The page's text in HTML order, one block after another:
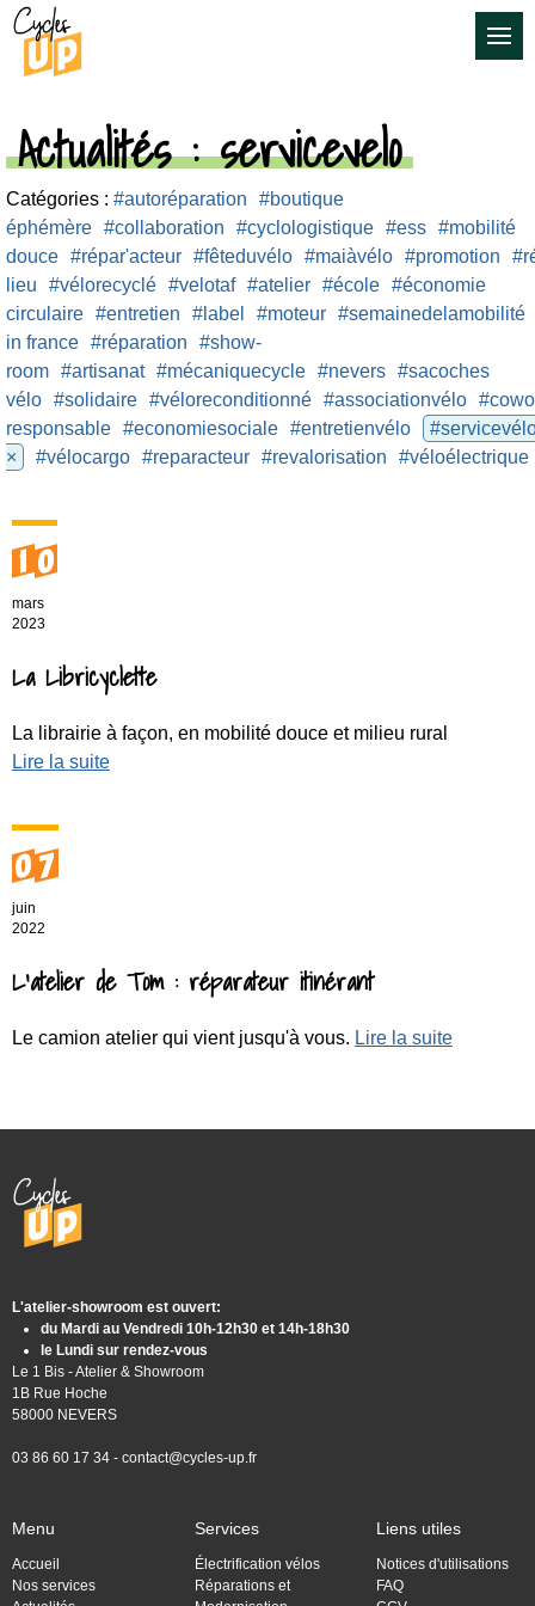
Actualités: servicevelo
Catégories : #autoréparation
#boutique
éphémère #collaboration #cyclologistique #ess #mobilité
douce #répar'acteur #fêteduvélo #maiàvélo #promotion
lieu
#vélorecyclé #velotaf #atelier #école #économie
circulaire #entretien #label #moteur #semainedelamobilité
in france #réparation
#show-
room #artisanat #mécaniquecycle #nevers #sacoches
vélo #solidaire #véloreconditionné #associationvélo
responsable #economiesociale #entretienvélo
×
#vélocargo #reparacteur #revalorisation #véloélectrique
10
mars
2023
La Libricyclette
La librairie à façon, en mobilité douce et milieu rural
Lire la suite
07
juin
2022
L'atelier de Tom : réparateur itinérant
Le camion atelier qui vient jusqu'à vous. Lire la suite
L'atelier-showroom est ouvert:
du Mardi au Vendredi 10h-12h30 et 14h-18h30
le Lundi sur rendez-vous
Le 1 Bis - Atelier & Showroom
1B Rue Hoche
58000 NEVERS
03 86 60 17 34 - contact@cycles-up.fr
Menu
Accueil
Nos services
Services
Électrification vélos
Réparations et
Liens utiles
Notices d'utilisations
FAQ